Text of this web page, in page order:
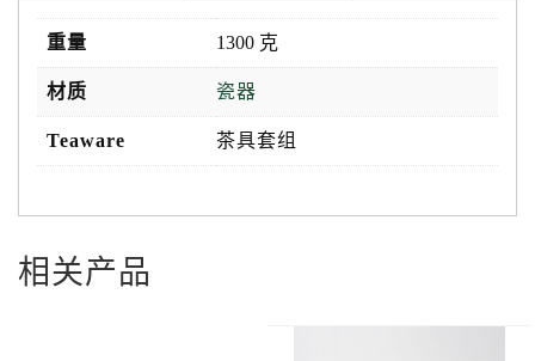
重量 1300 克
材质 瓷器
Teaware 茶具套组
相关产品